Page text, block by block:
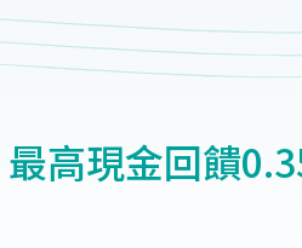
高現金回饋